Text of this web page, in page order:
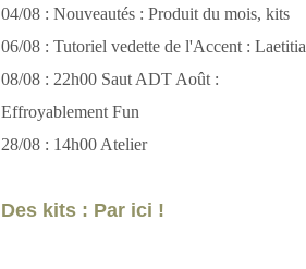
04/08 : Nouveautés : Produit du mois, kits
06/08 : Tutoriel vedette de l'Accent : Laetitia
08/08 : 22h00 Saut ADT Août :
Effroyablement Fun
28/08 : 14h00 Atelier
Des kits : Par ici !